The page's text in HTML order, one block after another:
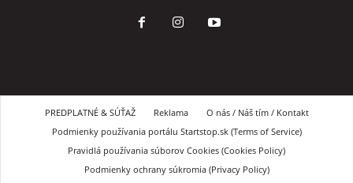
PREDPLATNÉ & SÚŤAŽ Reklama
O nás / Náš tím / Kontakt
Podmienky používania portálu Startstop.sk (Terms of Service)
Pravidlá používania súborov Cookies (Cookies Policy)
Podmienky ochrany súkromia (Privacy Policy)